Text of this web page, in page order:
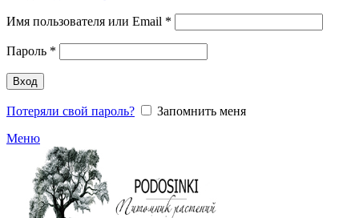
Имя пользователя или Email *
Пароль *
Вход
Потеряли свой пароль?
Запомнить меня
Меню